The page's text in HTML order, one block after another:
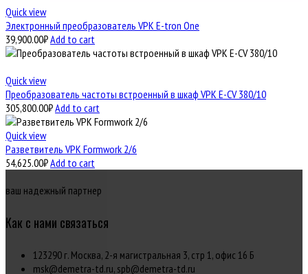
Quick view
Электронный преобразователь VPK E-tron One
39,900.00₽Add to cart
Quick view
Преобразователь частоты встроенный в шкаф VPK E-CV 380/10
305,800.00₽Add to cart
Quick view
Разветвитель VPK Formwork 2/6
54,625.00₽Add to cart
ваш надежный партнер
Как с нами связаться
123290 г. Москва, 2-я магистральная 3, стр 1, офис 16 Б
msk@demetra-td.ru, spb@demetra-td.ru